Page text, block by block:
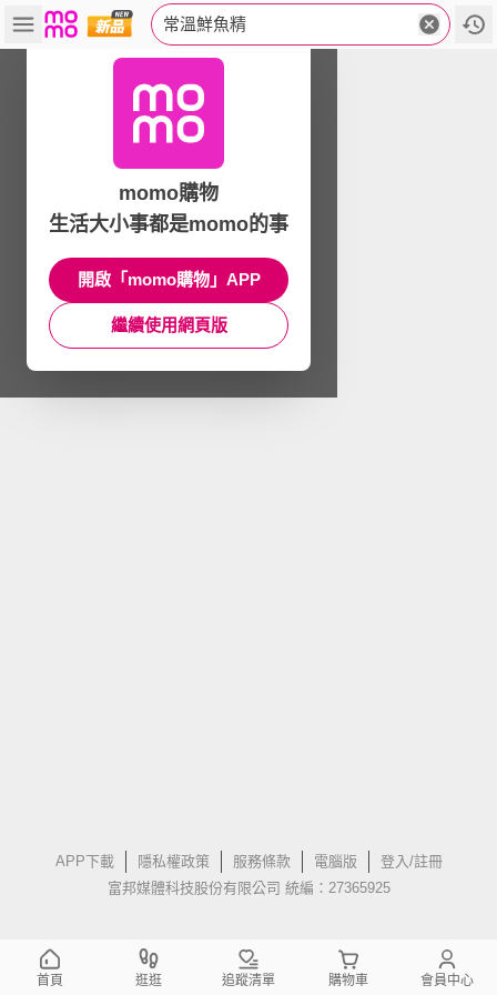
常溫鮮魚精
APP下載 隱私權政策 服務條款 電腦版
登入/註冊
富邦媒體科技股份有限公司 統編：27365925
momo購物
生活大小事都是momo的事
開啟「momo購物」APP
繼續使用網頁版
首頁 逛逛 追蹤清單 購物車 會員中心